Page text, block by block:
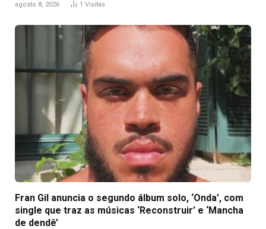
agosto 8, 2026 1 Visitas
Fran Gil anuncia o segundo álbum solo, ‘Onda’, com
single que traz as músicas ‘Reconstruir’ e ‘Mancha
de dendê’